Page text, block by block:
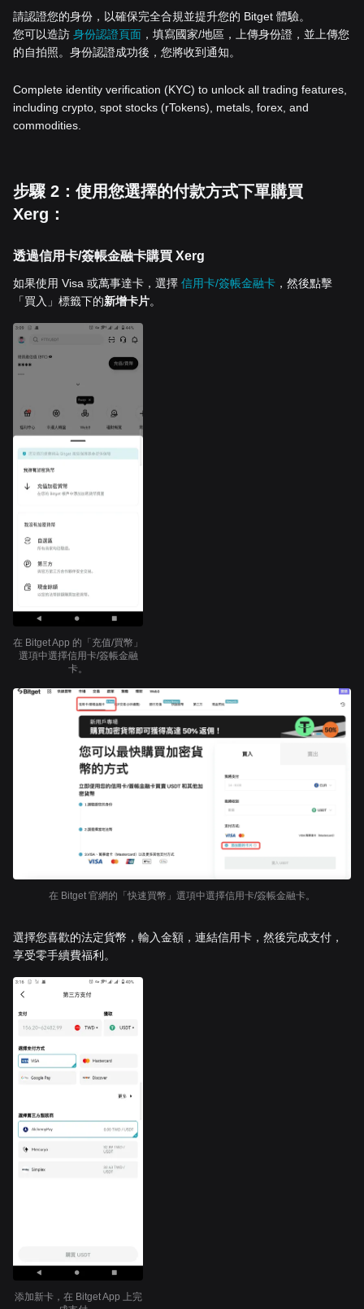
請認證您的身份，以確保完全合規並提升您的 Bitget 體驗。
您可以造訪 身份認證頁面 ，填寫國家/地區，上傳身份證，並上傳您
的自拍照。身份認證成功後，您將收到通知。
Complete identity verification (KYC) to unlock all trading features,
including crypto, spot stocks (rTokens), metals, forex, and
commodities.
步驟 2：使用您選擇的付款方式下單購買
Xerg：
透過信用卡/簽帳金融卡購買 Xerg
如果使用 Visa 或萬事達卡，選擇 信用卡/簽帳金融卡 ，然後點擊
「買入」標籤下的新增卡片。
在 Bitget App 的「充值/買幣」
選項中選擇信用卡/簽帳金融
卡。
在 Bitget 官網的「快速買幣」選項中選擇信用卡/簽帳金融卡。
選擇您喜歡的法定貨幣，輸入金額，連結信用卡，然後完成支付，
享受零手續費福利。
添加新卡，在 Bitget App 上完